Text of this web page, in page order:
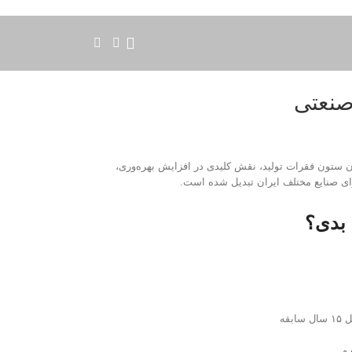
ستون فقرات تولید، نقش کلیدی در افزایش بهره‌وری،
صنایع مختلف ایران تبدیل شده است.
بدی؟